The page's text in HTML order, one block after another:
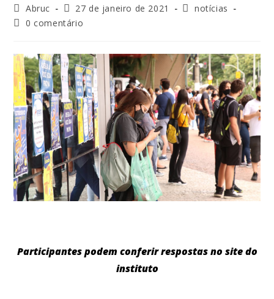
Abruc 27 de janeiro de 2021
notícias
0 comentário
Participantes podem conferir respostas no site do
instituto